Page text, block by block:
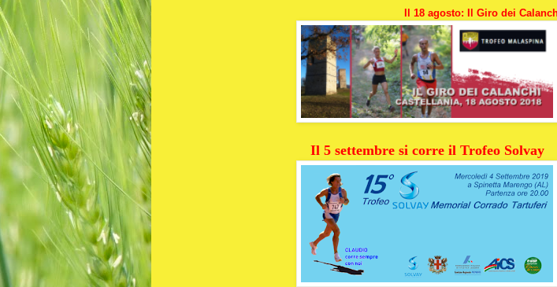
Il 18 agosto: Il Giro dei
Il 5 settembre si corre il Trofeo Solvay